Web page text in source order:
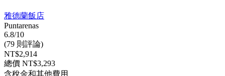
雅德蘭飯店
Puntarenas
6.8/10
(79 則評論)
NT$2,914
總價 NT$3,293
含稅金和其他費用